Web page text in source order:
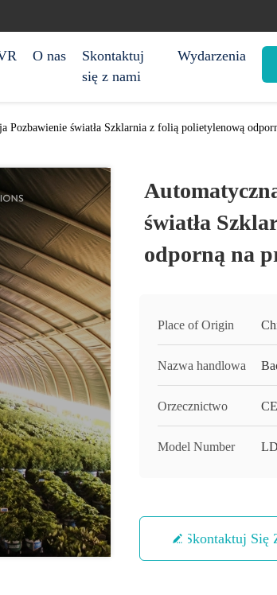
O nas
Skontaktuj
się z nami
Wydarzenia
Pozbawienie światła Szklarnia z folią polietylenową
światła
odporną na
Place of Origin
Nazwa handlowa
Orzecznictwo
Model Number
Skontaktuj Się